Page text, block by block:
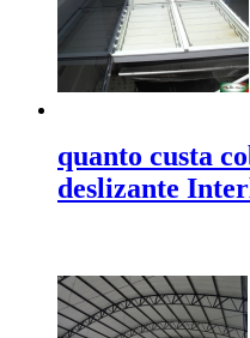
quanto custa
deslizante